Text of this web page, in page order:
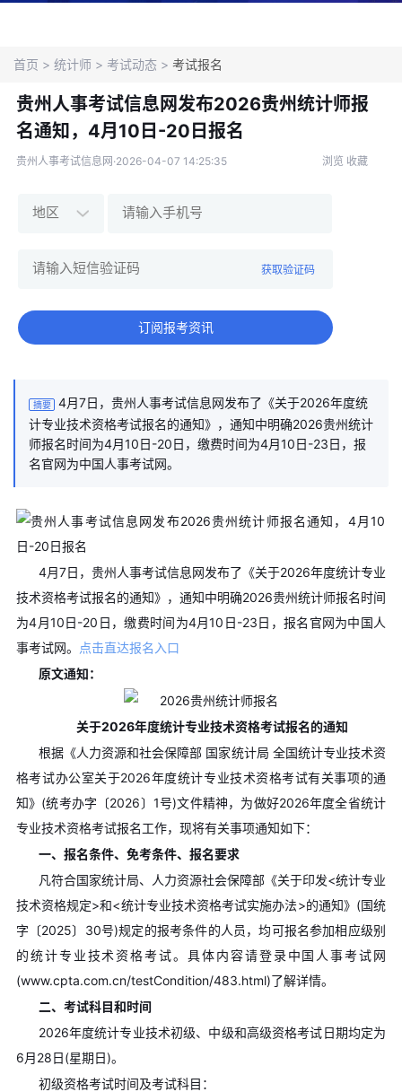
首页 > 统计师 > 考试动态 > 考试报名
贵州人事考试信息网发布2026贵州统计师报
名通知，4月10日-20日报名
贵州人事考试信息网·2026-04-07 14:25:35 浏览 收藏
获取验证码
订阅报考资讯
摘要
4月7日，贵州人事考试信息网发布了《关于2026年度统
计专业技术资格考试报名的通知》，通知中明确2026贵州统计
师报名时间为4月10日-20日，缴费时间为4月10日-23日，报
名官网为中国人事考试网。
4月7日，贵州人事考试信息网发布了《关于2026年度统计专业
技术资格考试报名的通知》，通知中明确2026贵州统计师报名时间
为4月10日-20日，缴费时间为4月10日-23日，报名官网为中国人
事考试网。
点击直达报名入口
原文通知：
关于2026年度统计专业技术资格考试报名的通知
根据《人力资源和社会保障部 国家统计局 全国统计专业技术资
格考试办公室关于2026年度统计专业技术资格考试有关事项的通
知》(统考办字〔2026〕1号)文件精神，为做好2026年度全省统计
专业技术资格考试报名工作，现将有关事项通知如下：
一、报名条件、免考条件、报名要求
凡符合国家统计局、人力资源社会保障部《关于印发<统计专业
技术资格规定>和<统计专业技术资格考试实施办法>的通知》(国统
字〔2025〕30号)规定的报考条件的人员，均可报名参加相应级别
的统计专业技术资格考试。具体内容请登录中国人事考试网
(www.cpta.com.cn/testCondition/483.html)了解详情。
二、考试科目和时间
2026年度统计专业技术初级、中级和高级资格考试日期均定为
6月28日(星期日)。
初级资格考试时间及考试科目：